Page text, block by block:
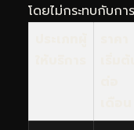
โดยไม่กระทบกับกา